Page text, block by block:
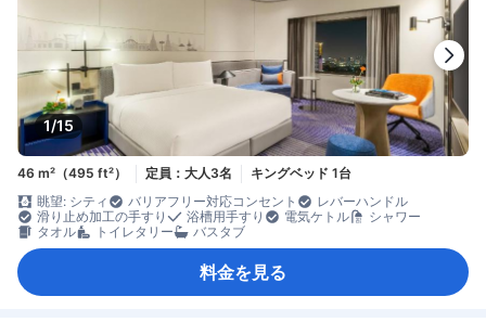
1/15
46 m²（495 ft²） 定員：大人3名
キングベッド 1台
眺望: シティ
バリアフリー対応コンセント
レバーハンドル
滑り止め加工の手すり
浴槽用手すり 電気ケトル
シャワー
タオル
トイレタリー バスタブ
料金を見る